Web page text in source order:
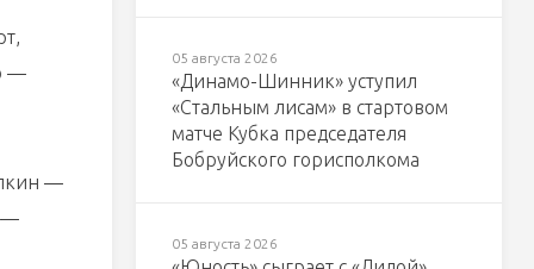
—
—
—
05 августа 2026
«Динамо-Шинник» уступил
«Стальным лисам» в стартовом
матче Кубка председателя
Бобруйского горисполкома
05 августа 2026